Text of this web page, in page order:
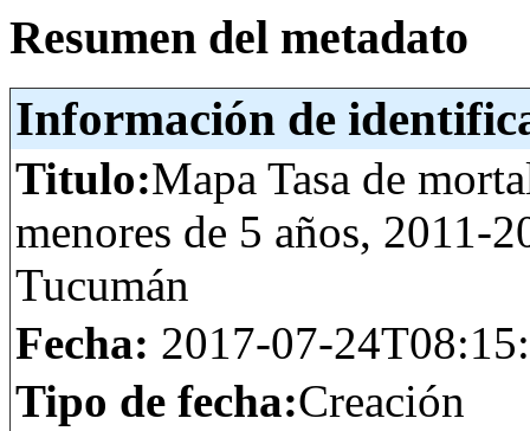
Resumen del metadato
Información de
Titulo:Mapa Tasa de
menores de 5 años, 2011-
Tucumán
Fecha: 2017-07-
Tipo de fecha:Creación